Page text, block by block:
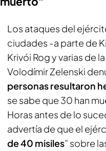
Los ataques del
ciudades -a parte de
Krivói Rog y varias de
Volodímir Zelenski
personas resultaron
se sabe que 30 han
Horas antes de lo
advertía de que el
de 40 misiles” sobre